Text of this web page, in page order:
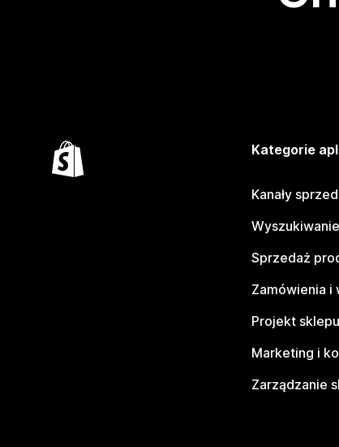
Kategorie
Kanały
Sprzedaż
Zamówienia i
Projekt sklepu
Marketing i
Zarządzanie